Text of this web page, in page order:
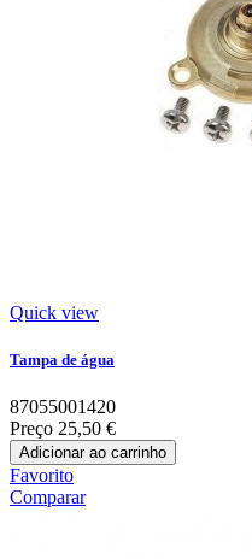
Quick view
Tampa de água
87055001420
Preço 25,50 €
Adicionar ao carrinho
Favorito
Comparar